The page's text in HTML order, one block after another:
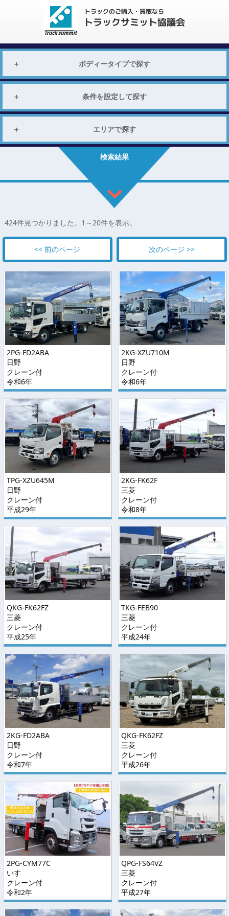
ボディータイプで探す
条件を設定して探す
エリアで探す
検索結果
424件見つかりました。 1 ～20件を表示。
<< 前のページ 次のページ >>
2PG-FD2ABA
日野
クレーン付
令和6年
2KG-XZU710M
日野
クレーン付
令和6年
TPG-XZU645M
日野
クレーン付
平成29年
2KG-FK62F
三菱
クレーン付
令和8年
QKG-FK62FZ
三菱
クレーン付
平成25年
TKG-FEB90
三菱
クレーン付
平成24年
2KG-FD2ABA
日野
クレーン付
令和7年
QKG-FK62FZ
三菱
クレーン付
平成26年
2PG-CYM77C
いすゞ
クレーン付
令和2年
QPG-FS64VZ
三菱
クレーン付
平成27年